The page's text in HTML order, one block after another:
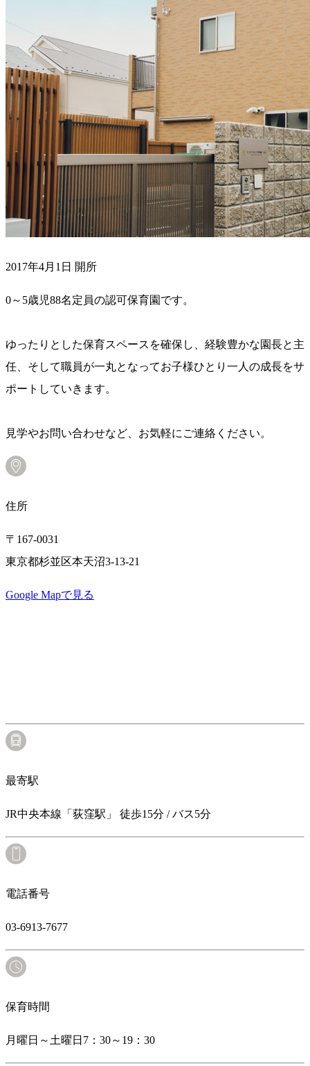
2017年4月1日 開所
0～5歳児88名定員の認可保育園です。
ゆったりとした保育スペースを確保し、経験豊かな園長と主
任、そして職員が一丸となってお子様ひとり一人の成長をサ
ポートしていきます。
見学やお問い合わせなど、お気軽にご連絡ください。
住所
〒167-0031
東京都杉並区本天沼3-13-21
Google Mapで見る
最寄駅
JR中央本線「荻窪駅」 徒歩15分 / バス5分
電話番号
03-6913-7677
保育時間
月曜日～土曜日7：30～19：30